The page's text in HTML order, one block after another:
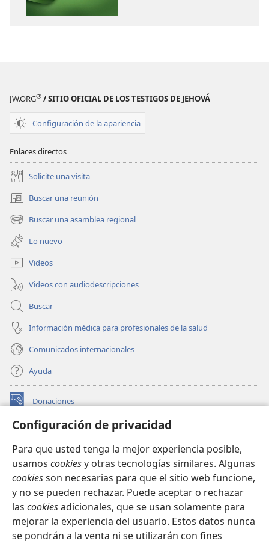
Configuración de privacidad
Para que usted tenga la mejor experiencia posible,
usamos cookiesy otras tecnologías similares. Algunas
cookiesson necesarias para que el sitio web funcione,
y no se pueden rechazar. Puede aceptar o rechazar
las cookiesadicionales, que se usan solamente para
mejorar la experiencia del usuario. Estos datos nunca
se pondrán a la venta ni se utilizarán con fines
JW.ORG® / SITIO OFICIAL DE LOS TESTIGOS DE JEHOVÁ
Configuración de la apariencia
Enlaces directos
Solicite una visita
Buscar una reunión
(abre
una
nueva
ventana)
Buscar una asamblea regional
(abre
una
nueva
ventana)
Lo nuevo
Videos
Videos con audiodescripciones
Buscar
Información médica para profesionales de la salud
Comunicados internacionales
Ayuda
Donaciones
(abre
nueva BIBLIOTECA EN LÍNEA Watchtower™
una
nueva
ventana)
JW Hub
(abre
una
nueva
ventana)
JW Library
Watchtower Library